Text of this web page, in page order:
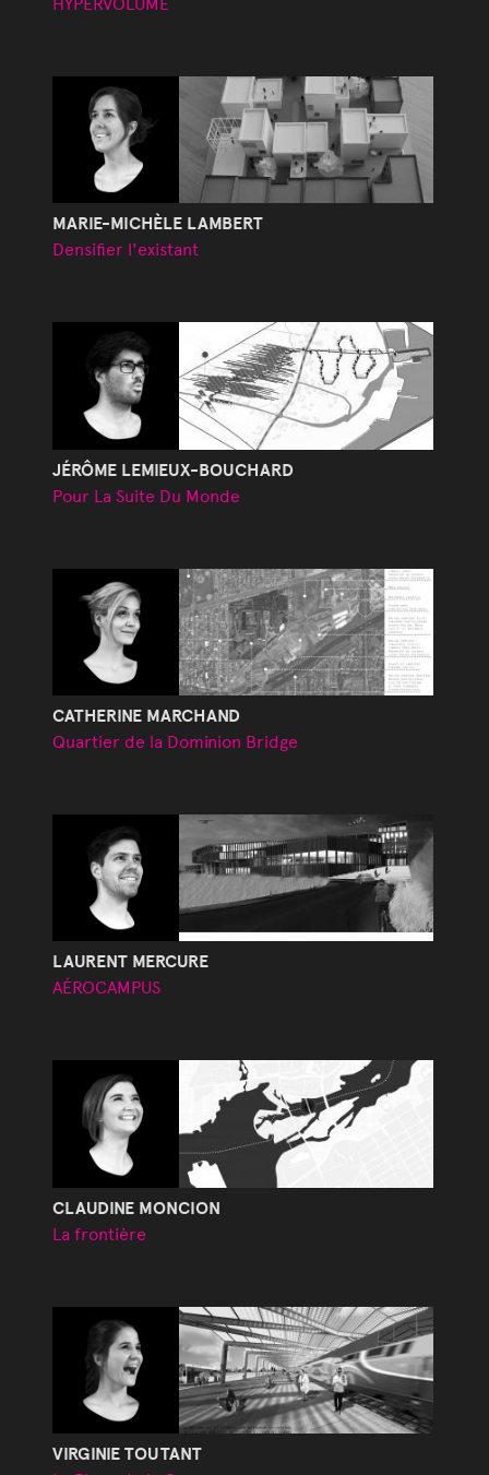
MARIE-MICHÈLE LAMBERT
Densifier l'existant
JÉRÔME LEMIEUX-BOUCHARD
Pour La Suite Du Monde
CATHERINE MARCHAND
Quartier de la Dominion Bridge
LAURENT MERCURE
AÉROCAMPUS
CLAUDINE MONCION
La frontière
VIRGINIE TOUTANT